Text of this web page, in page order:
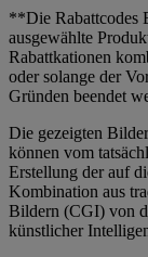
**Die Rabattcodes
ausgewählte
Rabattkationen
oder solange der
Gründen beendet
Die gezeigten
können vom
Erstellung der auf
Kombination aus
Bildern (CGI) von
künstlicher